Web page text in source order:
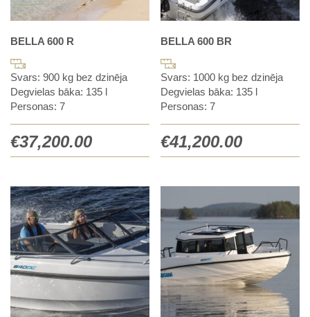
BELLA 600 R
Svars: 900 kg bez dzinēja
Degvielas bāka: 135 l
Personas: 7
€37,200.00
BELLA 600 BR
Svars: 1000 kg bez dzinēja
Degvielas bāka: 135 l
Personas: 7
€41,200.00